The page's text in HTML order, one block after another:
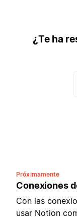
¿Te ha
Próximamente
Conexiones
Con las
usar Notion